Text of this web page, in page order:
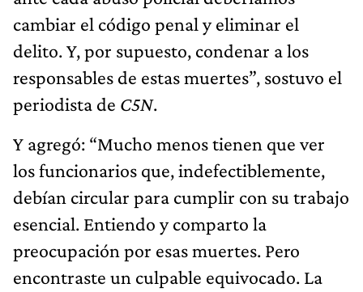
cambiar el código penal y eliminar el
delito. Y, por supuesto, condenar a los
responsables de estas muertes”, sostuvo el
periodista de C5N.
Y agregó: “Mucho menos tienen que ver
los funcionarios que, indefectiblemente,
debían circular para cumplir con su trabajo
esencial. Entiendo y comparto la
preocupación por esas muertes. Pero
encontraste un culpable equivocado. La